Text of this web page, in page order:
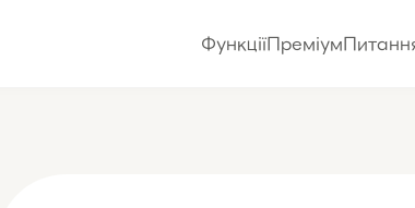
ФункціїПреміум